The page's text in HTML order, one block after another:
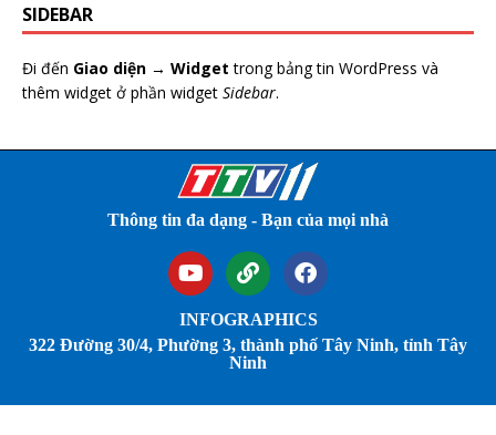
SIDEBAR
Đi đến Giao diện → Widget trong bảng tin WordPress và
thêm widget ở phần widget Sidebar.
Thông tin đa dạng - Bạn của mọi nhà
INFOGRAPHICS
322 Đường 30/4, Phường 3, thành phố Tây Ninh, tỉnh Tây
Ninh